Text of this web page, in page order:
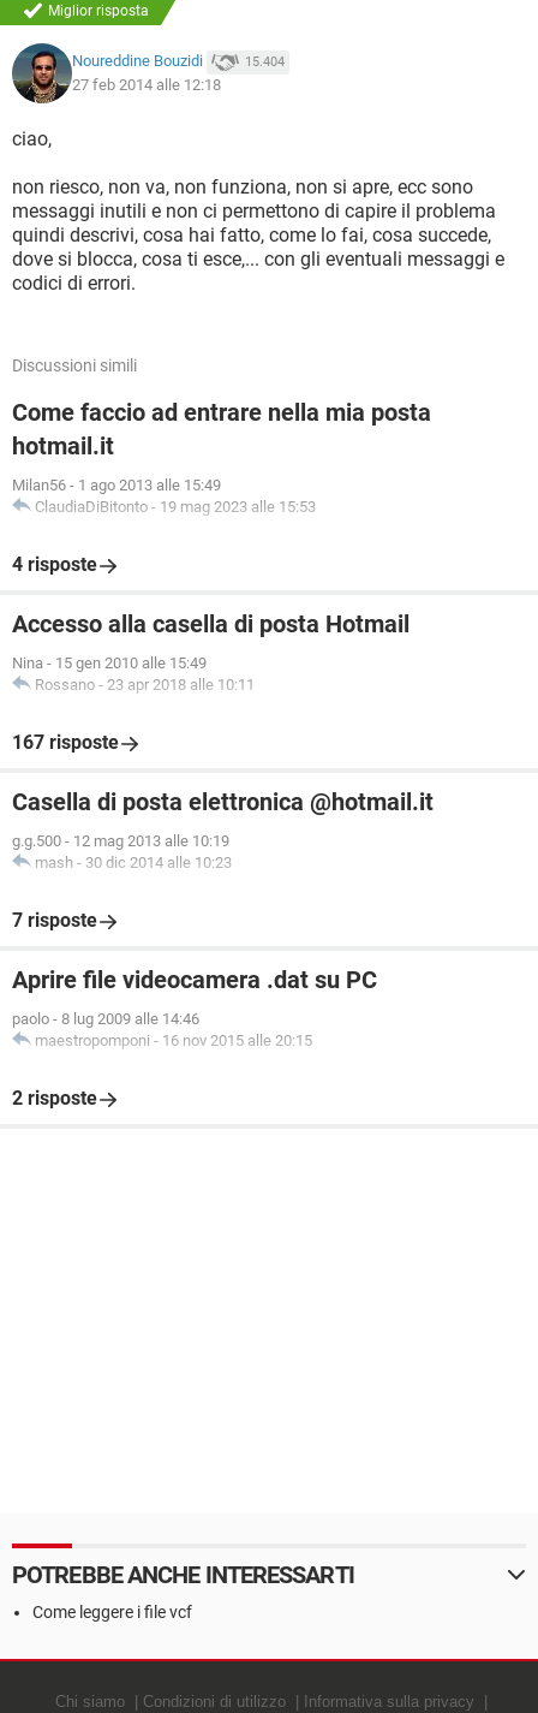
Miglior risposta
Noureddine Bouzidi 15.404
27 feb 2014 alle 12:18
ciao,
non riesco, non va, non funziona, non si apre, ecc sono
messaggi inutili e non ci permettono di capire il problema
quindi descrivi, cosa hai fatto, come lo fai, cosa succede,
dove si blocca, cosa ti esce,... con gli eventuali messaggi e
codici di errori.
Discussioni simili
Come faccio ad entrare nella mia posta
hotmail.it
Milan56 - 1 ago 2013 alle 15:49
ClaudiaDiBitonto - 19 mag 2023 alle 15:53
4 risposte
Accesso alla casella di posta Hotmail
Nina - 15 gen 2010 alle 15:49
Rossano - 23 apr 2018 alle 10:11
167 risposte
Casella di posta elettronica @hotmail.it
g.g.500 - 12 mag 2013 alle 10:19
mash - 30 dic 2014 alle 10:23
7 risposte
Aprire file videocamera .dat su PC
paolo - 8 lug 2009 alle 14:46
maestropomponi - 16 nov 2015 alle 20:15
2 risposte
POTREBBE ANCHE INTERESSARTI
Come leggere i file vcf
Chi siamo Condizioni di utilizzo Informativa sulla privacy